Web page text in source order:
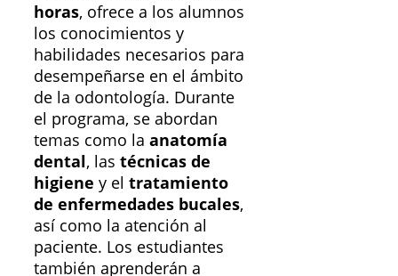
horas, ofrece a los alumnos
los conocimientos y
habilidades necesarios para
desempeñarse en el ámbito
de la odontología. Durante
el programa, se abordan
temas como la anatomía
dental, las técnicas de
higiene y el tratamiento
de enfermedades bucales,
así como la atención al
paciente. Los estudiantes
también aprenderán a